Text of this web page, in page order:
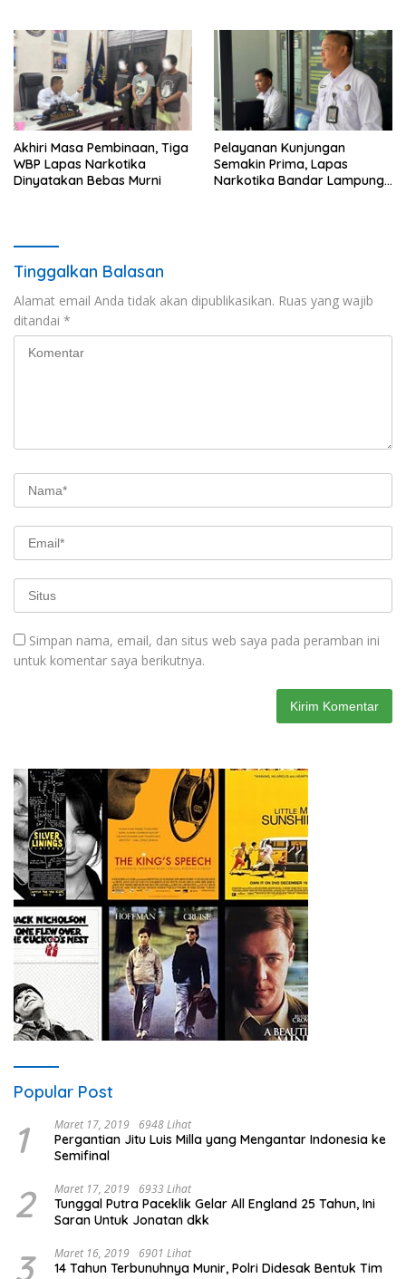
Akhiri Masa Pembinaan, Tiga
WBP Lapas Narkotika
Dinyatakan Bebas Murni
Pelayanan Kunjungan
Semakin Prima, Lapas
Narkotika Bandar Lampung
Tinggalkan Balasan
Alamat email Anda tidak akan dipublikasikan. Ruas yang wajib
ditandai *
Simpan nama, email, dan situs web saya pada peramban ini
untuk komentar saya berikutnya.
Popular Post
1 Maret 17, 2019 6948 Lihat
Pergantian Jitu Luis Milla yang Mengantar Indonesia ke
Semifinal
2 Maret 17, 2019 6933 Lihat
Tunggal Putra Paceklik Gelar All England 25 Tahun, Ini
Saran Untuk Jonatan dkk
3 Maret 16, 2019 6901 Lihat
14 Tahun Terbunuhnya Munir, Polri Didesak Bentuk Tim